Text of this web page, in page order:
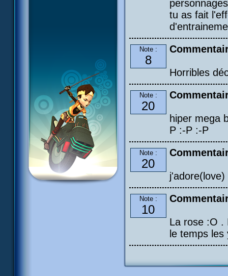
tu as fait
Note :
8
Horribles
Note :
20
hiper mega
P :-P :-P
Note :
20
j'adore(love)
Note :
10
La rose :O .
le temps